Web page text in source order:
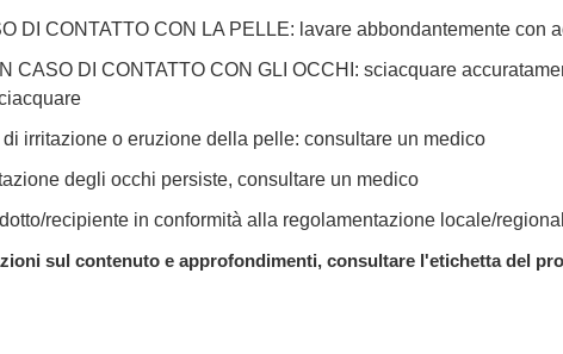
DI CONTATTO CON LA PELLE: lavare abbondantemente con
CASO DI CONTATTO CON GLI OCCHI: sciacquare
irritazione o eruzione della pelle: consultare un medico
degli occhi persiste, consultare un medico
recipiente in conformità alla regolamentazione locale/
sul contenuto e approfondimenti, consultare l'etichetta del